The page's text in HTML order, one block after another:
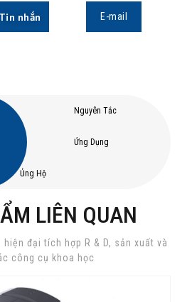
Tin nhắn E-mail
Nguyên Tắc
Ứng Dụng
Ủng Hộ
LIÊN QUAN
đại tích hợp R & D, sản xuất và
công cụ khoa học